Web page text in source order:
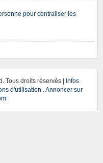
pour centraliser les
Tous droits réservés |
Infos
d'utilisation .Annoncer sur